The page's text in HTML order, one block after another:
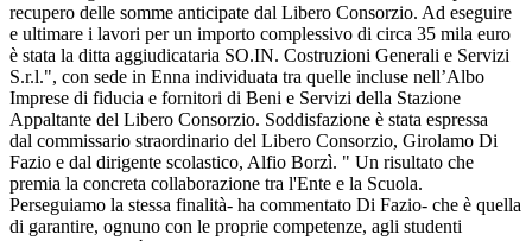
recupero delle somme anticipate dal Libero Consorzio. Ad eseguire
e ultimare i lavori per un importo complessivo di circa 35 mila euro
è stata la ditta aggiudicataria SO.IN. Costruzioni Generali e Servizi
S.r.l.", con sede in Enna individuata tra quelle incluse nell’Albo
Imprese di fiducia e fornitori di Beni e Servizi della Stazione
Appaltante del Libero Consorzio. Soddisfazione è stata espressa
dal commissario straordinario del Libero Consorzio, Girolamo Di
Fazio e dal dirigente scolastico, Alfio Borzì. " Un risultato che
premia la concreta collaborazione tra l'Ente e la Scuola.
Perseguiamo la stessa finalità- ha commentato Di Fazio- che è quella
di garantire, ognuno con le proprie competenze, agli studenti